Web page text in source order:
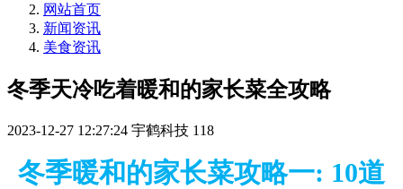
网站首页
新闻资讯
美食资讯
冬季天冷吃着暖和的家长菜全攻略
2023-12-27 12:27:24 宇鹤科技 118
冬季暖和的家长菜攻略一: 10道